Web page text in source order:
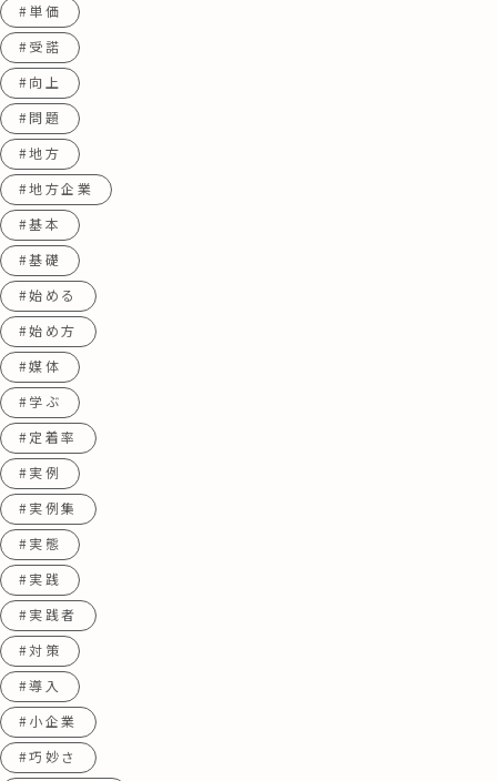
#単価
#受諾
#向上
#問題
#地方
#地方企業
#基本
#基礎
#始める
#始め方
#媒体
#学ぶ
#定着率
#実例
#実例集
#実態
#実践
#実践者
#対策
#導入
#小企業
#巧妙さ